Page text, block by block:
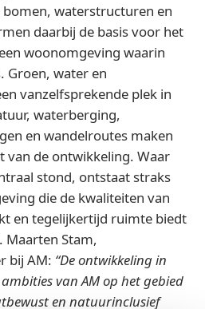
bomen, waterstructuren en
daarbij de basis voor het
woonomgeving waarin
Groen, water en
vanzelfsprekende plek in
waterberging,
en wandelroutes maken
van de ontwikkeling. Waar
stond, ontstaat straks
die de kwaliteiten van
en tegelijkertijd ruimte biedt
Maarten Stam,
bij AM: “De ontwikkeling in
van AM op het gebied
en natuurinclusief